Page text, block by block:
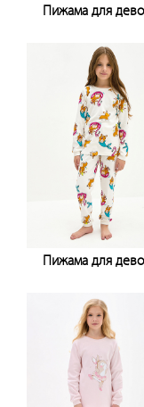
Пижама для
Пижама для